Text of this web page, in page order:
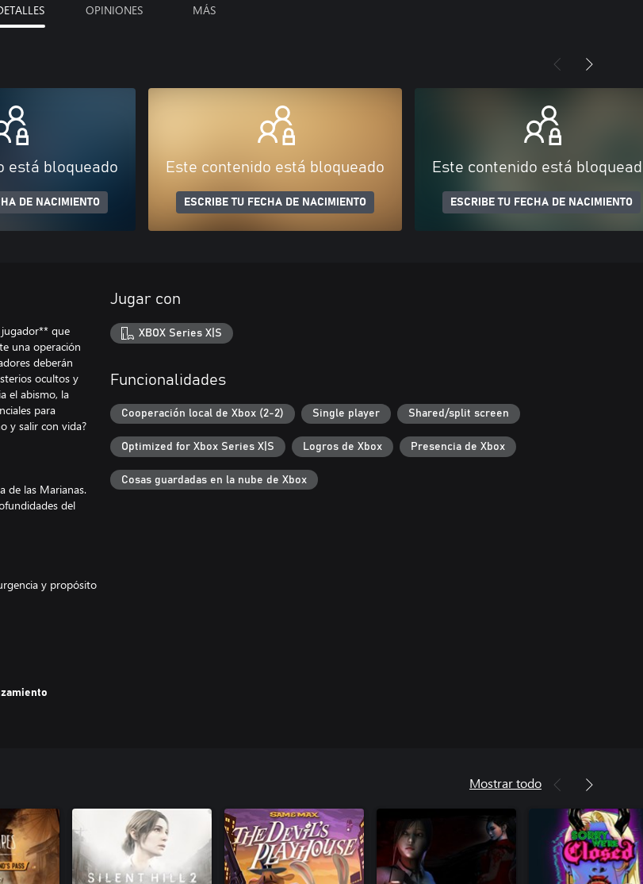
OPINIONES MÁS
está bloqueado
DE NACIMIENTO
Este contenido está bloqueado
ESCRIBE TU FECHA DE NACIMIENTO
Este contenido está
ESCRIBE TU FECHA DE NACIMIENTO
que
una operación
deberán
ocultos y
el abismo, la
para
y salir con vida?
de las Marianas.
del
y propósito
Coordinen sus
obstáculos y
Jugar con
XBOX Series X|S
Funcionalidades
Cooperación local de Xbox (2-2) Single player Shared/split screen
Optimized for Xbox Series X|S Logros de Xbox Presencia de Xbox
Cosas guardadas en la nube de Xbox
Mostrar todo